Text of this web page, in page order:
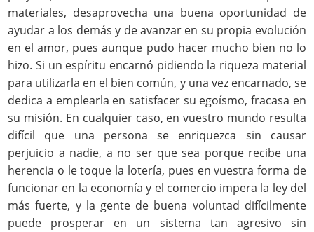
materiales, desaprovecha una buena oportunidad de
ayudar a los demás y de avanzar en su propia evolución
en el amor, pues aunque pudo hacer mucho bien no lo
hizo. Si un espíritu encarnó pidiendo la riqueza material
para utilizarla en el bien común, y una vez encarnado, se
dedica a emplearla en satisfacer su egoísmo, fracasa en
su misión. En cualquier caso, en vuestro mundo resulta
difícil que una persona se enriquezca sin causar
perjuicio a nadie, a no ser que sea porque recibe una
herencia o le toque la lotería, pues en vuestra forma de
funcionar en la economía y el comercio impera la ley del
más fuerte, y la gente de buena voluntad difícilmente
puede prosperar en un sistema tan agresivo sin